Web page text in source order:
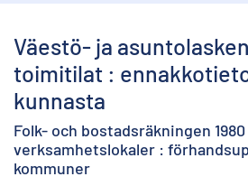
Väestö- ja
toimitilat :
kunnasta
Folk- och bostadsräkningen
verksamhetslokaler :
kommuner